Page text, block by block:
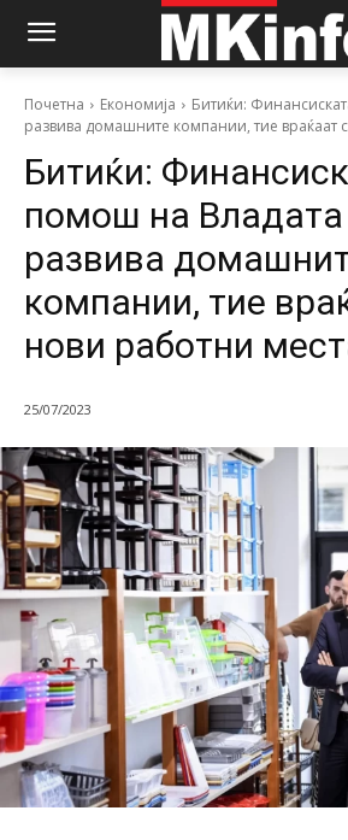
Почетна Економија
Битиќи:
развива домашните компании, тие враќаат
Битиќи:
помош на Владата
развива
компании, тие
нови работни
25/07/2023